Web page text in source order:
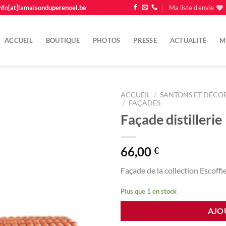
Ma liste d'envie
ACCUEIL BOUTIQUE PHOTOS PRESSE ACTUALITÉ
ACCUEIL / SANTONS ET
/ FAÇADES
Façade distillerie
66,00 €
Façade de la collection
Plus que 1 en stock